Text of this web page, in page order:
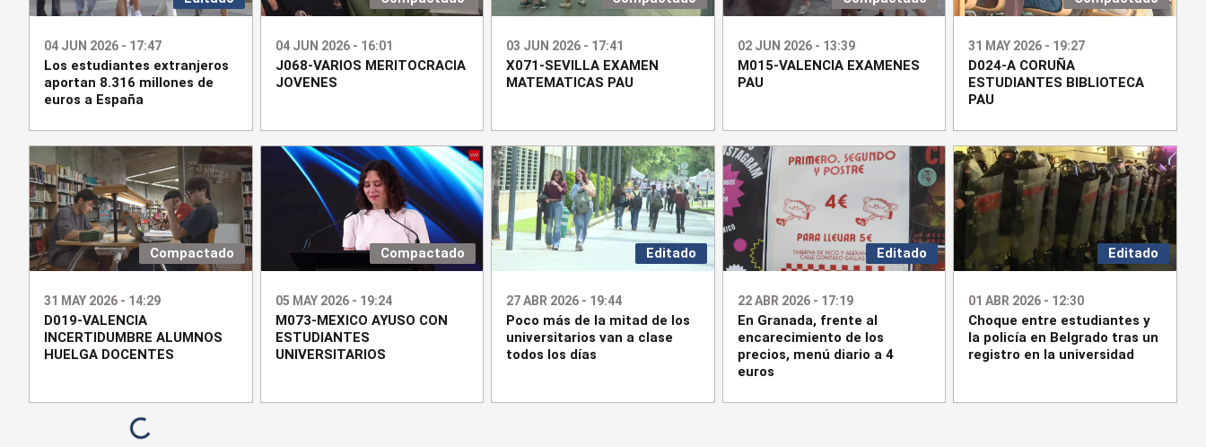
04 JUN 2026 - 17:47
Los estudiantes extranjeros
aportan 8.316 millones de
euros a España
04 JUN 2026 - 16:01
J068-VARIOS MERITOCRACIA
JOVENES
03 JUN 2026 - 17:41
X071-SEVILLA EXAMEN
MATEMATICAS PAU
02 JUN 2026 - 13:39
M015-VALENCIA EXAMENES
PAU
31 MAY 2026 - 19:27
D024-A CORUÑA
ESTUDIANTES BIBLIOTECA
PAU
Compactado
31 MAY 2026 - 14:29
D019-VALENCIA
INCERTIDUMBRE ALUMNOS
HUELGA DOCENTES
Compactado
05 MAY 2026 - 19:24
M073-MEXICO AYUSO CON
ESTUDIANTES
UNIVERSITARIOS
Editado
27 ABR 2026 - 19:44
Poco más de la mitad de los
universitarios van a clase
todos los días
Editado
22 ABR 2026 - 17:19
En Granada, frente al
encarecimiento de los
precios, menú diario a 4
euros
Editado
01 ABR 2026 - 12:30
Choque entre estudiantes y
la policía en Belgrado tras un
registro en la universidad